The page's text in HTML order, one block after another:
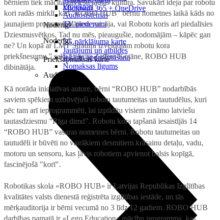
Microsoft 365 + OneDrive
Noderīgi
5G pārklājuma karte
Jautājumi un atbildes
Priekšapmaksas karte
Projektori
Audiosistēmas
TV piederumi
Noderīgi
Iekārtu apdrošināšana
Nomaksas līgums
Audio
bērniem tiek mācīta latviešu tautas kultūra. Savukārt ideja par robotu
kori radās mirklī, kad “ROBO HUB” bērnu nometnes laikā kāds no
jaunajiem programmētājiem vaicāja, vai Robotu koris arī piedalīsies
Dziesmusvētkos. Tad nu mēs, pieaugušie, nodomājām – kāpēc gan
ne? Un kopā ar LMT Straumi izveidojām robotu kora
priekšnesumu,” saka Felicita Zatlere-Kotāne, ROBO HUB
dibinātāja.
Kā norāda iniciatīvas autore, bērni “ROBO HUB” nodarbībās
saviem spēkiem uzbūvējuši robotu tautumeitas un tautudēlus, kuri
pēc tam arī ieprogrammēti, lai izpildītu visiem zināmo latviešu
tautasdziesmu “Rīga dimd”. Robotu kora tapšanā iesaistījās 14
“ROBO HUB” vasaras nometnes bērni. Robotu tautumeitas un
tautudēli ir būvēti no vairākiem desmitiem krāsainu detaļu, vadu,
motoru un sensoru, kas ļāvis robotiem apvienot balsis kopīgā,
fascinējošā "korī".
Robotikas skola «ROBO HUB» ir Latvijas Republikas Izglītības
kvalitātes valsts dienestā reģistrēta izglītības iestāde, un tās
mērķauditorija ir bērni vecumā no 3 līdz 12 gadiem. ROBO HUB
darbības pamatā ir «Lego Education» mācību programma, kas